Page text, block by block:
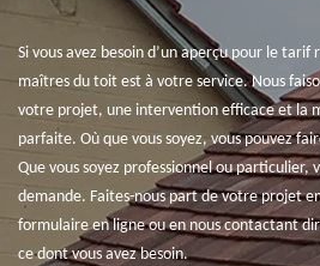
Si vous avez besoin d’un aperçu pour le
maîtres du toit est à votre service. Nous
votre projet, une intervention efficace et la
parfaite. Où que vous soyez, vous pouvez
Que vous soyez professionnel ou particulier,
demande. Faites-nous part de votre projet
formulaire en ligne ou en nous contactant
ce dont vous avez besoin.